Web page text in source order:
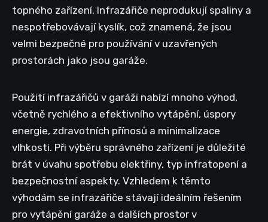
topného zařízení. Infrazářiče neprodukují spaliny a
nespotřebovávají kyslík, což znamená, že jsou
velmi bezpečné pro používání v uzavřených
prostorách jako jsou garáže.
Použití infrazářičů v garáži nabízí mnoho výhod,
včetně rychlého a efektivního vytápění, úspory
energie, zdravotních přínosů a minimalizace
vlhkosti. Při výběru správného zařízení je důležité
brát v úvahu spotřebu elektřiny, typ infratopení a
bezpečnostní aspekty. Vzhledem k těmto
výhodám se infrazářiče stávají ideálním řešením
pro vytápění garáže a dalších prostor v